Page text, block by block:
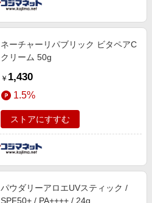
ネーチャーリパブリック ビタペアC
クリーム 50g
￥ 1,430
1.5%
ストアにすすむ
パウダリーアロエUVスティック /
SPF50+ / PA++++ / 24g